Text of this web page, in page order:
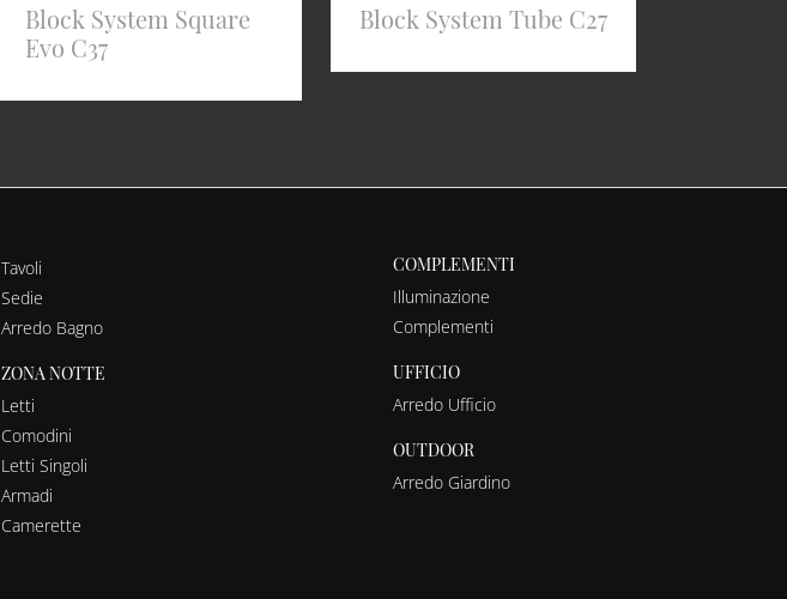
Block System Square
Evo C37
Block System Tube C27
Tavoli
Sedie
Arredo Bagno
ZONA NOTTE
Letti
Comodini
Letti Singoli
Armadi
Camerette
COMPLEMENTI
Illuminazione
Complementi
UFFICIO
Arredo Ufficio
OUTDOOR
Arredo Giardino